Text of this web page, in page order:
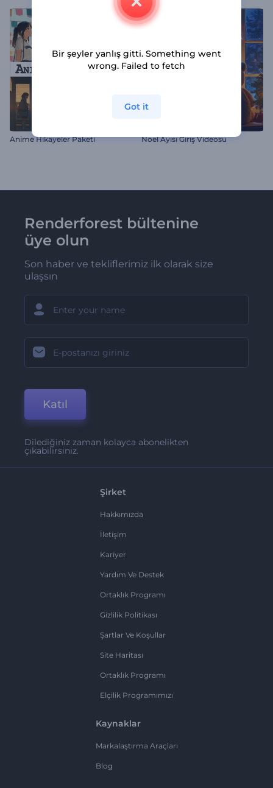
Anime Hikayeler Paketi Noel Ayısı Giriş Videosu
Renderforest bültenine
üye olun
Son haber ve tekliflerimiz ilk olarak size
ulaşsın
Katıl
Dilediğiniz zaman kolayca abonelikten
çıkabilirsiniz.
Şirket
Hakkımızda
İletişim
Kariyer
Yardım Ve Destek
Ortaklık Programı
Gizlilik Politikası
Şartlar Ve Koşullar
Site Haritası
Ortaklık Programı
Elçilik Programımızı
Kaynaklar
Markalaştırma Araçları
Blog
Bir şeyler yanlış gitti. Something went
wrong. Failed to fetch
Got it